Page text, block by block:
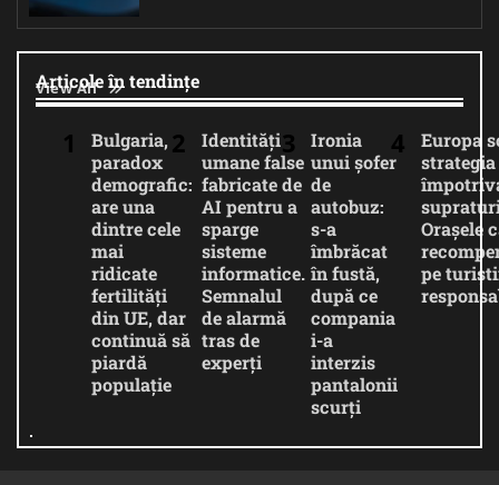
Articole în tendințe
View All
Bulgaria,
paradox
demografic:
are una
dintre cele
mai
ridicate
fertilități
din UE, dar
continuă să
piardă
populație
Identități
umane false
fabricate de
AI pentru a
sparge
sisteme
informatice.
Semnalul
de alarmă
tras de
experți
Ironia
unui șofer
de
autobuz:
s-a
îmbrăcat
în fustă,
după ce
compania
i-a
interzis
pantalonii
scurți
Europa
strategia
Orașele
pe